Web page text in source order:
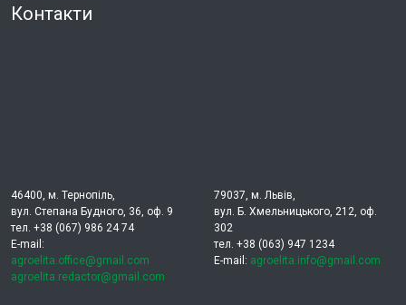
Контакти
46400, м. Тернопіль,
вул. Степана Будного, 36, оф. 9
тел. +38 (067) 986 24 74
E-mail:
agroelita.office@gmail.com
agroelita.redactor@gmail.com
79037, м. Львів,
вул. Б. Хмельницького, 212, оф.
302
тел. +38 (063) 947 1234
E-mail: agroelita.info@gmail.com